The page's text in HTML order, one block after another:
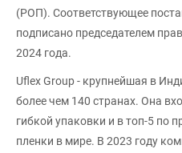
(РОП). Соответствующее
подписано председателем
2024 года.
Uflex Group - крупнейшая в
более чем 140 странах. Она
гибкой упаковки и в топ-5 по
пленки в мире. В 2023 году